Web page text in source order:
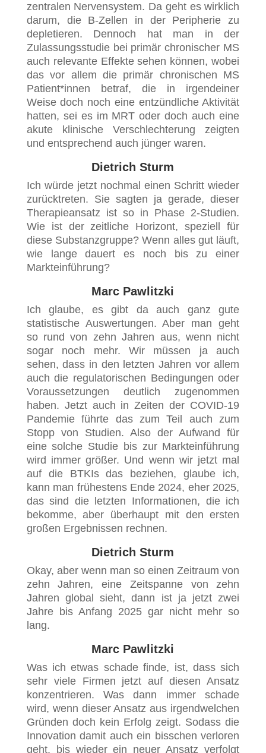
zentralen Nervensystem. Da geht es wirklich
darum, die B-Zellen in der Peripherie zu
depletieren. Dennoch hat man in der
Zulassungsstudie bei primär chronischer MS
auch relevante Effekte sehen können, wobei
das vor allem die primär chronischen MS
Patient*innen betraf, die in irgendeiner
Weise doch noch eine entzündliche Aktivität
hatten, sei es im MRT oder doch auch eine
akute klinische Verschlechterung zeigten
und entsprechend auch jünger waren.
Dietrich Sturm
Ich würde jetzt nochmal einen Schritt wieder
zurücktreten. Sie sagten ja gerade, dieser
Therapieansatz ist so in Phase 2-Studien.
Wie ist der zeitliche Horizont, speziell für
diese Substanzgruppe? Wenn alles gut läuft,
wie lange dauert es noch bis zu einer
Markteinführung?
Marc Pawlitzki
Ich glaube, es gibt da auch ganz gute
statistische Auswertungen. Aber man geht
so rund von zehn Jahren aus, wenn nicht
sogar noch mehr. Wir müssen ja auch
sehen, dass in den letzten Jahren vor allem
auch die regulatorischen Bedingungen oder
Voraussetzungen deutlich zugenommen
haben. Jetzt auch in Zeiten der COVID-19
Pandemie führte das zum Teil auch zum
Stopp von Studien. Also der Aufwand für
eine solche Studie bis zur Markteinführung
wird immer größer. Und wenn wir jetzt mal
auf die BTKIs das beziehen, glaube ich,
kann man frühestens Ende 2024, eher 2025,
das sind die letzten Informationen, die ich
bekomme, aber überhaupt mit den ersten
großen Ergebnissen rechnen.
Dietrich Sturm
Okay, aber wenn man so einen Zeitraum von
zehn Jahren, eine Zeitspanne von zehn
Jahren global sieht, dann ist ja jetzt zwei
Jahre bis Anfang 2025 gar nicht mehr so
lang.
Marc Pawlitzki
Was ich etwas schade finde, ist, dass sich
sehr viele Firmen jetzt auf diesen Ansatz
konzentrieren. Was dann immer schade
wird, wenn dieser Ansatz aus irgendwelchen
Gründen doch kein Erfolg zeigt. Sodass die
Innovation damit auch ein bisschen verloren
geht, bis wieder ein neuer Ansatz verfolgt